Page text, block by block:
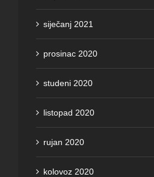
siječanj 2021
prosinac 2020
studeni 2020
listopad 2020
rujan 2020
kolovoz 2020